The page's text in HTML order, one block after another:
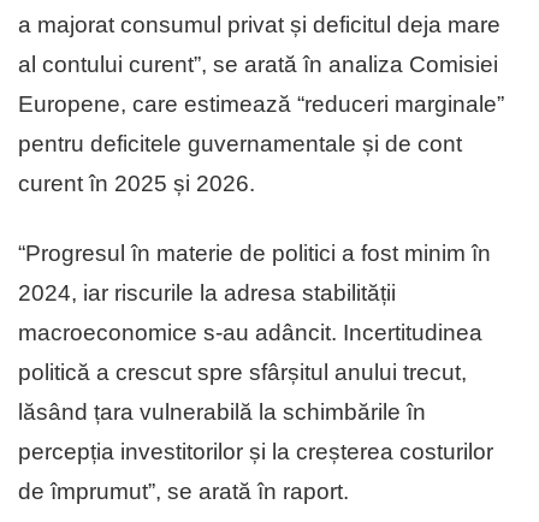
a majorat consumul privat și deficitul deja mare
al contului curent”, se arată în analiza Comisiei
Europene, care estimează “reduceri marginale”
pentru deficitele guvernamentale și de cont
curent în 2025 și 2026.
“Progresul în materie de politici a fost minim în
2024, iar riscurile la adresa stabilității
macroeconomice s-au adâncit. Incertitudinea
politică a crescut spre sfârșitul anului trecut,
lăsând țara vulnerabilă la schimbările în
percepția investitorilor și la creșterea costurilor
de împrumut”, se arată în raport.